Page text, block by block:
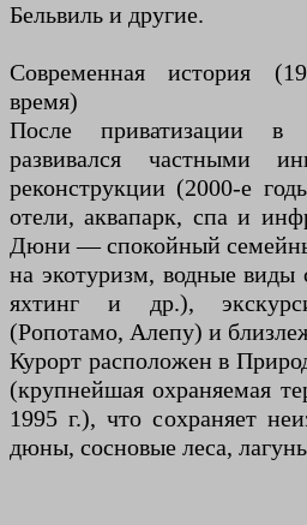
Бельвиль и другие.
Современная история
время)
После приватизации
развивался частными
реконструкции (2000-е
отели, аквапарк, спа и
Дюни — спокойный
на экотуризм, водные виды
яхтинг и др.),
(Ропотамо, Алепу) и
Курорт расположен в
(крупнейшая охраняемая
1995 г.), что сохраняет
дюны, сосновые леса,